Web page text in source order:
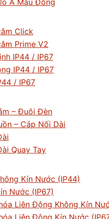
A Màu Đồng
Click
Prime V2
IP44 / IP67
IP44 / IP67
/ IP67
– Đuôi Đèn
– Cáp Nối Dài
Quay Tay
Kín Nước (IP44)
Nước (IP67)
Liên Động Không Kín